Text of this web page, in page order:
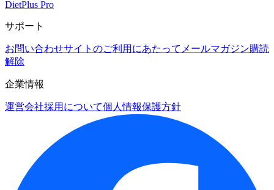
DietPlus Pro
サポート
お問い合わせサイトのご利用にあたって メールマガジン購読
解除
企業情報
運営会社採用について個人情報保護方針